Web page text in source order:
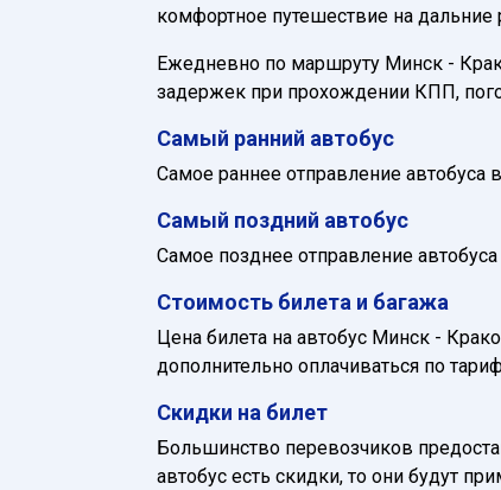
комфортное путешествие на дальние
Ежедневно по маршруту Минск -
задержек при прохождении КПП,
Самый ранний автобус
Самое раннее отправление автобуса
Самый поздний автобус
Самое позднее отправление
Стоимость билета и багажа
Цена билета на автобус Минск -
дополнительно оплачиваться по
Скидки на билет
Большинство перевозчиков
автобус есть скидки, то они будут